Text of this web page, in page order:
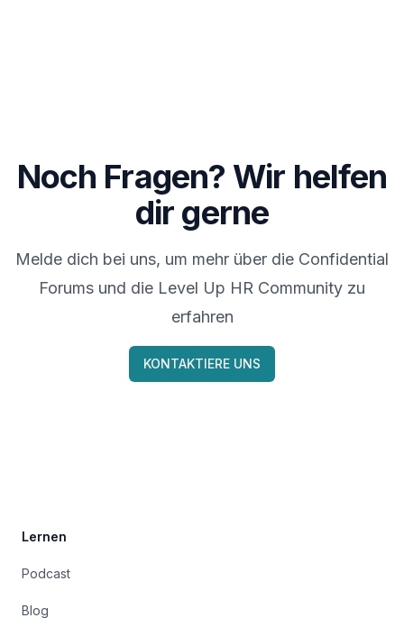
Noch Fragen? Wir helfen
dir gerne
Melde dich bei uns, um mehr über die Confidential
Forums und die Level Up HR Community zu
erfahren
KONTAKTIERE UNS
Lernen
Podcast
Blog